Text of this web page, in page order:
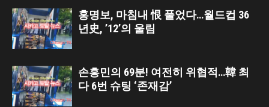
홍명보, 마침내 恨 풀었다…월드컵 36
년史, ’12’의 울림
손흥민의 69분! 여전히 위협적…韓 최
다 6번 슈팅 ‘존재감’